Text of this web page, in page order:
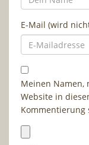
E-Mail (wird
Meinen Namen,
Website in
Kommentierung